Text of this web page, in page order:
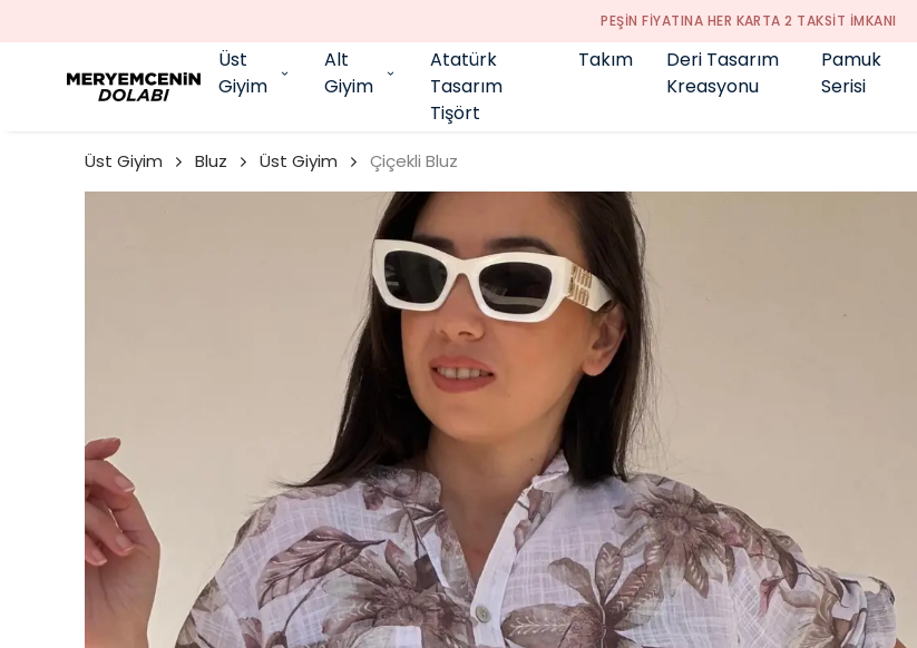
GENÇ BÜYÜK BEDEN 👑
Üst
Giyim
Alt
Giyim
Atatürk
Tasarım
Tişört
Takım
Deri Tasarım
Kreasyonu
Pamuk
Serisi
Üst Giyim Bluz Üst Giyim Çiçekli Bluz